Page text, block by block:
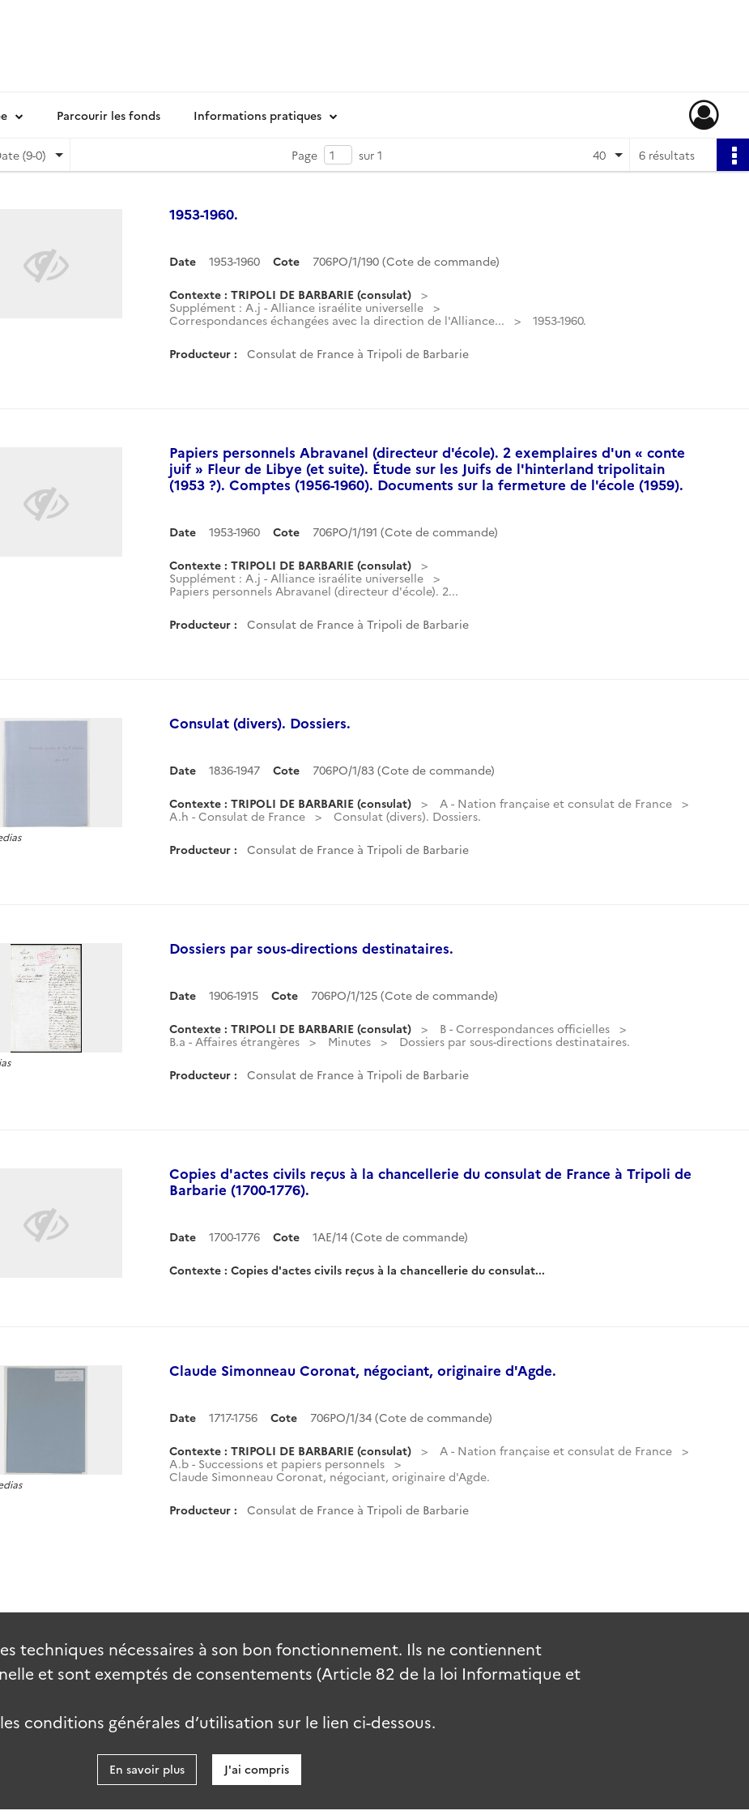
Parcourir les fonds Informations pratiques
(9-0) Page sur 1 6 résultats
40
1953-1960.
Date 1953-1960 Cote 706PO/1/190 (Cote de commande)
Contexte : TRIPOLI DE BARBARIE (consulat)
Supplément : A.j - Alliance israélite universelle
Correspondances échangées avec la direction de l'Alliance...
1953-1960.
Producteur : Consulat de France à Tripoli de Barbarie
Papiers personnels Abravanel (directeur d'école). 2 exemplaires d'un « conte
juif » Fleur de Libye (et suite). Étude sur les Juifs de l'hinterland tripolitain
(1953 ?). Comptes (1956-1960). Documents sur la fermeture de l'école (1959).
Date 1953-1960 Cote 706PO/1/191 (Cote de commande)
Contexte : TRIPOLI DE BARBARIE (consulat)
Supplément : A.j - Alliance israélite universelle
Papiers personnels Abravanel (directeur d'école). 2...
Producteur : Consulat de France à Tripoli de Barbarie
Consulat (divers). Dossiers.
Date 1836-1947 Cote 706PO/1/83 (Cote de commande)
Contexte : TRIPOLI DE BARBARIE (consulat)
A - Nation française et consulat de France
A.h - Consulat de France
Consulat (divers). Dossiers.
Producteur : Consulat de France à Tripoli de Barbarie
Dossiers par sous-directions destinataires.
Date 1906-1915 Cote 706PO/1/125 (Cote de commande)
Contexte : TRIPOLI DE BARBARIE (consulat)
B - Correspondances officielles
B.a - Affaires étrangères
Minutes Dossiers par sous-directions destinataires.
Producteur : Consulat de France à Tripoli de Barbarie
Copies d'actes civils reçus à la chancellerie du consulat de France à Tripoli de
Barbarie (1700-1776).
Date 1700-1776 Cote 1AE/14 (Cote de commande)
Contexte : Copies d'actes civils reçus à la chancellerie du consulat...
Claude Simonneau Coronat, négociant, originaire d'Agde.
Date 1717-1756 Cote 706PO/1/34 (Cote de commande)
Contexte : TRIPOLI DE BARBARIE (consulat)
A - Nation française et consulat de France
A.b - Successions et papiers personnels
Claude Simonneau Coronat, négociant, originaire d'Agde.
Producteur : Consulat de France à Tripoli de Barbarie
techniques nécessaires à son bon fonctionnement. Ils ne contiennent
et sont exemptés de consentements (Article 82 de la loi Informatique et
conditions générales d’utilisation sur le lien ci-dessous.
En savoir plus J'ai compris